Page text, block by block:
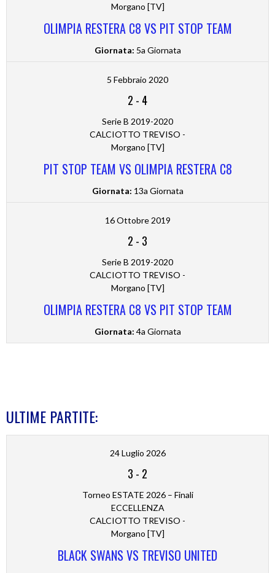
Morgano [TV]
OLIMPIA RESTERA C8 VS PIT STOP TEAM
Giornata: 5a Giornata
5 Febbraio 2020
2 - 4
Serie B 2019-2020
CALCIOTTO TREVISO -
Morgano [TV]
PIT STOP TEAM VS OLIMPIA RESTERA C8
Giornata: 13a Giornata
16 Ottobre 2019
2 - 3
Serie B 2019-2020
CALCIOTTO TREVISO -
Morgano [TV]
OLIMPIA RESTERA C8 VS PIT STOP TEAM
Giornata: 4a Giornata
ULTIME PARTITE:
24 Luglio 2026
3 - 2
Torneo ESTATE 2026 – Finali
ECCELLENZA
CALCIOTTO TREVISO -
Morgano [TV]
BLACK SWANS VS TREVISO UNITED